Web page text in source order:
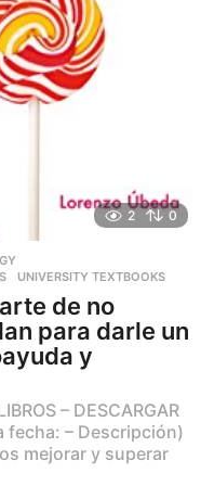
2 0
,UNIVERSITY TEXTBOOKS
de no
para darle un
y
– DESCARGAR
fecha: – Descripción)
mejorar y superar